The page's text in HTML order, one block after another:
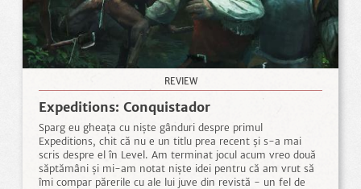
REVIEW
Expeditions: Conquistador
Sparg eu gheața cu niște gânduri despre primul
Expeditions, chit că nu e un titlu prea recent și s-a mai
scris despre el în Level. Am terminat jocul acum vreo două
săptămâni și mi-am notat niște idei pentru că am vrut să
îmi compar părerile cu ale lui juve din revistă - un fel de